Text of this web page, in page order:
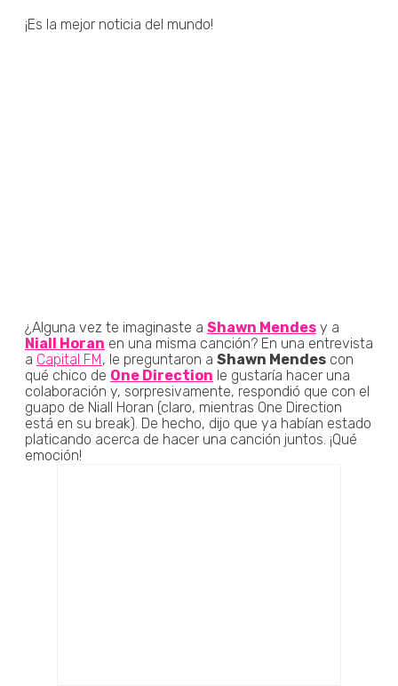
¡Es la mejor noticia del mundo!
¿Alguna vez te imaginaste a Shawn Mendes y a
Niall Horan en una misma canción? En una entrevista
a Capital FM, le preguntaron a Shawn Mendes con
qué chico de One Direction le gustaría hacer una
colaboración y, sorpresivamente, respondió que con el
guapo de Niall Horan (claro, mientras One Direction
está en su break). De hecho, dijo que ya habían estado
platicando acerca de hacer una canción juntos. ¡Qué
emoción!